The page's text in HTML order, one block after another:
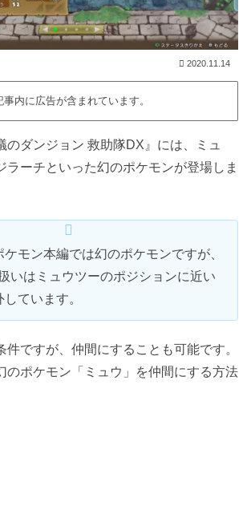
2020.11.14
事内に広告が含まれています。
のダンジョン 救助隊DX』には、ミュ
ラーチといった幻のポケモンが登場しま
モン本編では幻のポケモンですが、
いはミュウツーのポジションに近い
ています。
件ですが、仲間にすることも可能です。
のポケモン「ミュウ」を仲間にする方法